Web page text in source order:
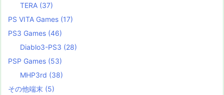
TERA (37)
PS VITA Games (17)
PS3 Games (46)
Diablo3-PS3 (28)
PSP Games (53)
MHP3rd (38)
その他端末 (5)